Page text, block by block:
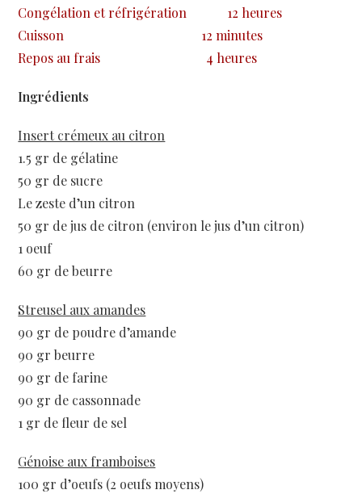
Congélation et réfrigération
12 heures
Cuisson
12 minutes
Repos au frais
4 heures
Ingrédients
Insert crémeux au citron
1.5 gr de gélatine
50 gr de sucre
Le zeste d’un citron
50 gr de jus de citron (environ le jus d’un citron)
1 oeuf
60 gr de beurre
Streusel aux amandes
90 gr de poudre d’amande
90 gr beurre
90 gr de farine
90 gr de cassonnade
1 gr de fleur de sel
Génoise aux framboises
100 gr d’oeufs (2 oeufs moyens)